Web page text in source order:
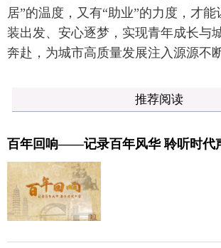
居”的温度，又有“助业”的力度，才
装出发、安心逐梦，实现青年成长与
奔赴，为城市高质量发展注入源源不
推荐阅读
百年回响——记录百年风华 聆听时代